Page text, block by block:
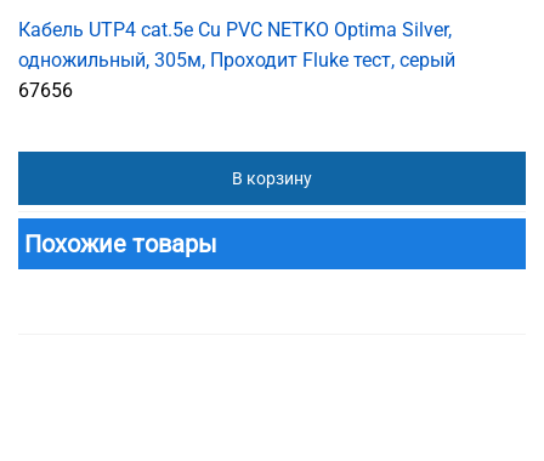
Кабель UTP4 cat.5е Cu PVC NETKO Optima Silver,
одножильный, 305м, Проходит Fluke тест, серый
67656
В корзину
Похожие товары